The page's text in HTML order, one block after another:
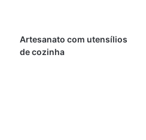
Artesanato com utensílios
de cozinha